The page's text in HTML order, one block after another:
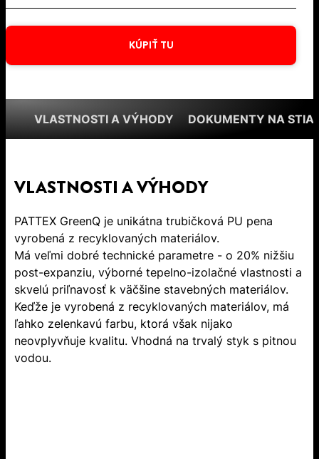
KÚPIŤ TU
VLASTNOSTI A VÝHODY DOKUMENTY NA
VLASTNOSTI A VÝHODY
PATTEX GreenQ je unikátna trubičková PU pena
vyrobená z recyklovaných materiálov.
Má veľmi dobré technické parametre - o 20% nižšiu
post-expanziu, výborné tepelno-izolačné vlastnosti a
skvelú priľnavosť k väčšine stavebných materiálov.
Keďže je vyrobená z recyklovaných materiálov, má
ľahko zelenkavú farbu, ktorá však nijako
neovplyvňuje kvalitu. Vhodná na trvalý styk s pitnou
vodou.